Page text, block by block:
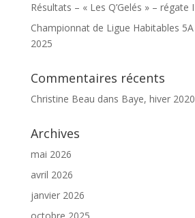
Résultats – « Les Q’Gelés » – régate
Championnat de Ligue Habitables
2025
Commentaires récents
Christine Beau dans Baye, hiver 2020
Archives
mai 2026
avril 2026
janvier 2026